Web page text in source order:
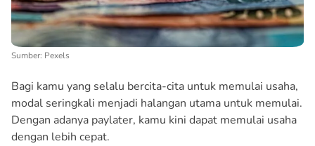
Sumber: Pexels
Bagi kamu yang selalu bercita-cita untuk memulai usaha,
modal seringkali menjadi halangan utama untuk memulai.
Dengan adanya paylater, kamu kini dapat memulai usaha
dengan lebih cepat.